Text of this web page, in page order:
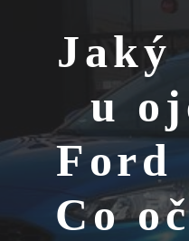
Jaký
u
Ford
Co